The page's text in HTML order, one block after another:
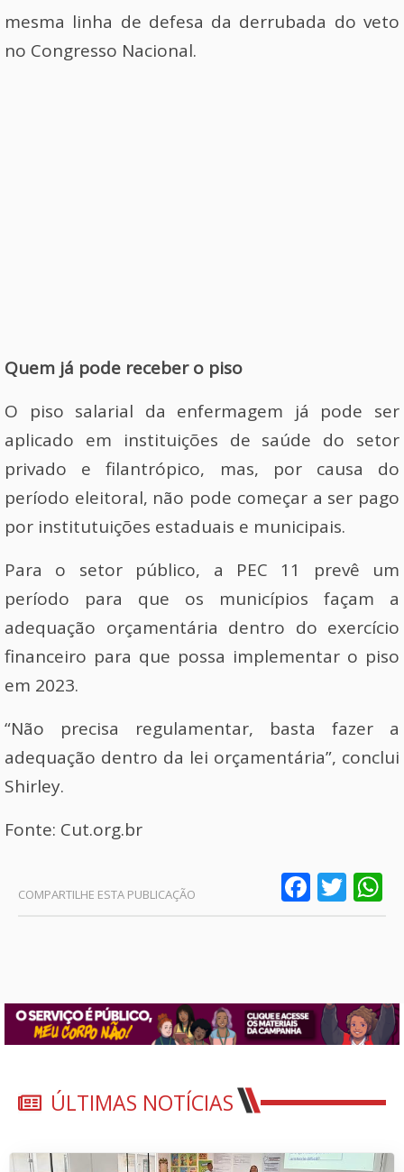
mesma linha de defesa da derrubada do veto
no Congresso Nacional.
Quem já pode receber o piso
O piso salarial da enfermagem já pode ser
aplicado em instituições de saúde do setor
privado e filantrópico, mas, por causa do
período eleitoral, não pode começar a ser pago
por institutuições estaduais e municipais.
Para o setor público, a PEC 11 prevê um
período para que os municípios façam a
adequação orçamentária dentro do exercício
financeiro para que possa implementar o piso
em 2023.
“Não precisa regulamentar, basta fazer a
adequação dentro da lei orçamentária”, conclui
Shirley.
Fonte: Cut.org.br
ÚLTIMAS NOTÍCIAS